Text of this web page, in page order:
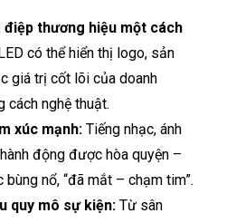
thương hiệu một cách
có thể hiển thị logo, sản
giá trị cốt lõi của doanh
cách nghệ thuật.
xúc mạnh:Tiếng nhạc, ánh
động được hòa quyện –
nổ, “đã mắt – chạm tim”.
quy mô sự kiện:Từ sân